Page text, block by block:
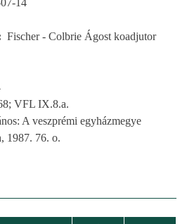
Fischer - Colbrie Ágost koadjutor
VFL IX.8.a.
A veszprémi egyházmegye
1987. 76. o.